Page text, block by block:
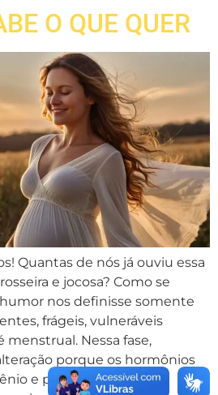
O QUE QUER
Quantas de nós já ouviu essa
e jocosa? Como se
nos definisse somente
frágeis, vulneráveis
Nessa fase,
porque os hormônios
e progesterona,